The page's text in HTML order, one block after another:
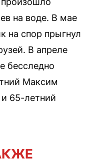
на воде. В мае
на спор прыгнул
В апреле
бесследно
Максим
65-летний